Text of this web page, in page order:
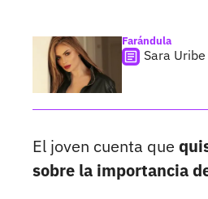
Farándula
Sara
El joven cuenta que
sobre la importancia